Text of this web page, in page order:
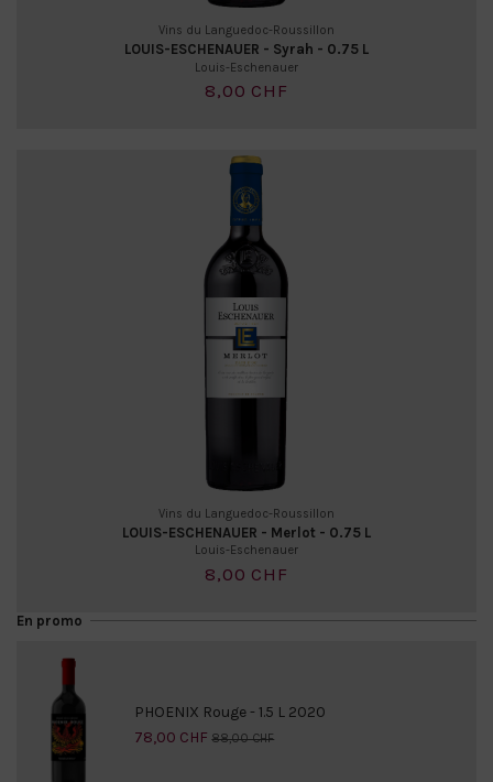
Vins du Languedoc-Roussillon
LOUIS-ESCHENAUER - Syrah - 0.75 L
Louis-Eschenauer
8,00 CHF
Vins du Languedoc-Roussillon
LOUIS-ESCHENAUER - Merlot - 0.75 L
Louis-Eschenauer
8,00 CHF
En promo
PHOENIX Rouge - 1.5 L 2020
78,00 CHF 88,00 CHF